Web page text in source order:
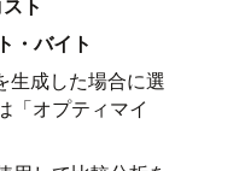
ト
・バイト
生成した場合に選
「オプティマイ